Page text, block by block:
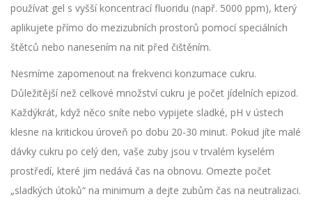
používat gel s vyšší koncentrací fluoridu (např. 5000 ppm), který
aplikujete přímo do mezizubních prostorů pomocí speciálních
štětců nebo nanesením na nit před čištěním.
Nesmíme zapomenout na frekvenci konzumace cukru.
Důležitější než celkové množství cukru je počet jídelních epizod.
Každýkrát, když něco sníte nebo vypijete sladké, pH v ústech
klesne na kritickou úroveň po dobu 20-30 minut. Pokud jíte malé
dávky cukru po celý den, vaše zuby jsou v trvalém kyselém
prostředí, které jim nedává čas na obnovu. Omezte počet
„sladkých útoků“ na minimum a dejte zubům čas na neutralizaci.